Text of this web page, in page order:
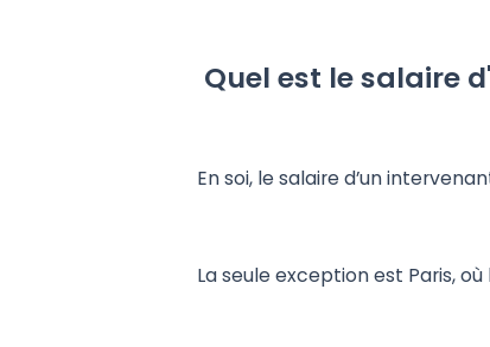
Quel est le salaire
En soi, le salaire d’un
La seule exception est Paris,